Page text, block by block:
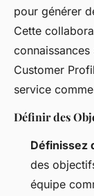
pour générer
Cette
Customer
service
Définir des
Définissez
des
équipe